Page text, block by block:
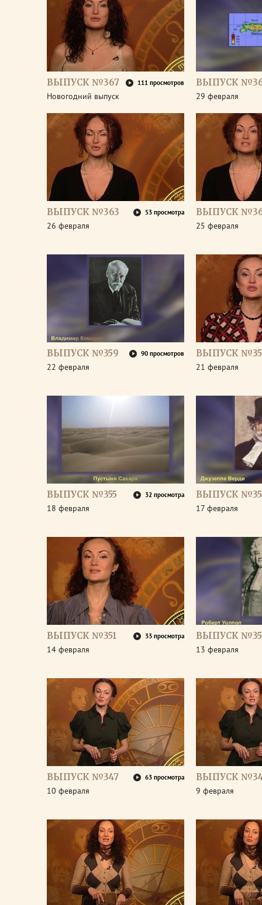
ВЫПУСК №367 111 просмотров
Новогодний выпуск
ВЫПУСК
29 февраля
ВЫПУСК №363 53 просмотра
26 февраля
ВЫПУСК
25 февраля
ВЫПУСК №359 90 просмотров
22 февраля
ВЫПУСК
21 февраля
ВЫПУСК №355 32 просмотра
18 февраля
ВЫПУСК
17 февраля
ВЫПУСК №351 33 просмотра
14 февраля
ВЫПУСК
13 февраля
ВЫПУСК №347 63 просмотра
10 февраля
ВЫПУСК
9 февраля